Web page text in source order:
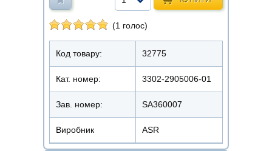
(1 голос)
Код товару: 32775
Кат. номер: 3302-2905006-01
Зав. номер: SA360007
Виробник ASR